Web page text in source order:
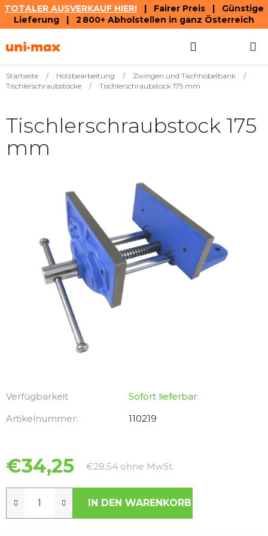
TOTALER AUSVERKAUF HIER! | Fairer Preis | Günstige
Lieferung | 2 800+ Abholstellen in ganz Österreich
Inhalt
Startseite / Holzbearbeitung / Zwingen und Tischhobelbank
/
Tischlerschraubstöcke
/ Tischlerschraubstock 175 mm
Verfügbarkeit
Sofort lieferbar
Artikelnummer:
110219
€34,25 €28,54 ohne MwSt.
IN DEN WARENKORB
Tischlerschraubstock 175
mm